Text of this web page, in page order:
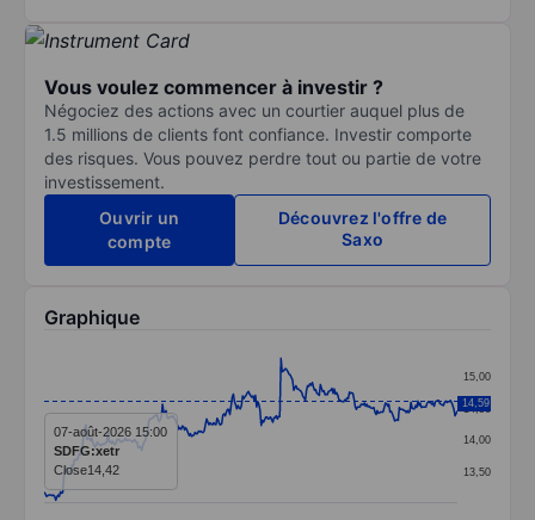
Vous voulez commencer à investir ?
Négociez des actions avec un courtier auquel plus de
1.5 millions de clients font confiance. Investir comporte
des risques. Vous pouvez perdre tout ou partie de votre
investissement.
Ouvrir un
compte
Découvrez l'offre de
Saxo
Graphique
Line chart with 357 data points.
The chart has 1 X axis displaying categories.
The chart has 1 Y axis displaying values. Data13,50
14,00
14,50
15,00
14,59
07-août-2026 15:00
SDFG:xetr
Close14,42